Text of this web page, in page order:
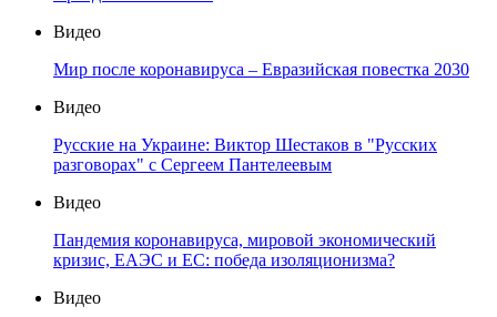
Видео
Мир после коронавируса – Евразийская повестка 2030
Видео
Русские на Украине: Виктор Шестаков в "Русских
разговорах" с Сергеем Пантелеевым
Видео
Пандемия коронавируса, мировой экономический
кризис, ЕАЭС и ЕС: победа изоляционизма?
Видео